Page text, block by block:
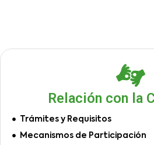
Relación con la
Trámites y Requisitos
Mecanismos de Participación